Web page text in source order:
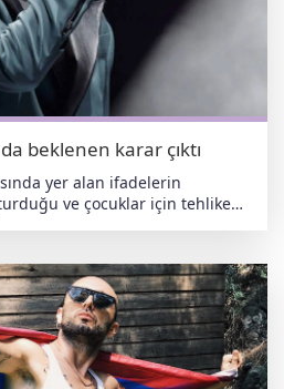
beklenen karar çıktı
yer alan ifadelerin
ve çocuklar için tehlike
kapsamında, sanatçı
cezası talep ediliyordu.
Davanın önceki
çıkan sanatçı Fatih Karaca
parçanın belirli bir cinsiyete
etmediğini ifade etmişti. Karaca